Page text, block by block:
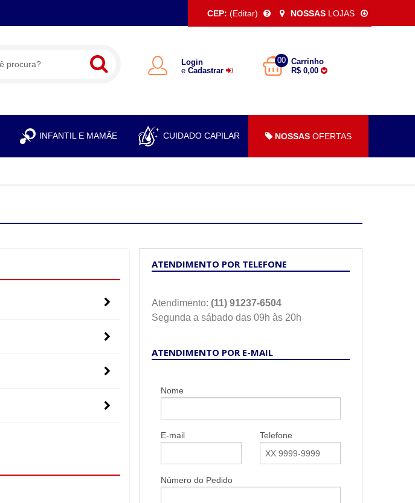
CEP: (Editar) NOSSAS LOJAS
Login
e Cadastrar
00
Carrinho
R$ 0,00
INFANTIL E MAMÃE CUIDADO CAPILAR NOSSAS OFERTAS
ATENDIMENTO POR TELEFONE
Atendimento: (11) 91237-6504
Segunda a sábado das 09h às 20h
ATENDIMENTO POR E-MAIL
Nome
E-mail Telefone
Número do Pedido